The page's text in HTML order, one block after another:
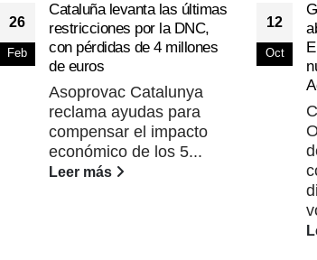
26
Feb
Cataluña levanta las últimas
restricciones por la DNC,
con pérdidas de 4 millones
de euros
Asoprovac Catalunya
reclama ayudas para
compensar el impacto
económico de los 5...
Leer más
12
Oct